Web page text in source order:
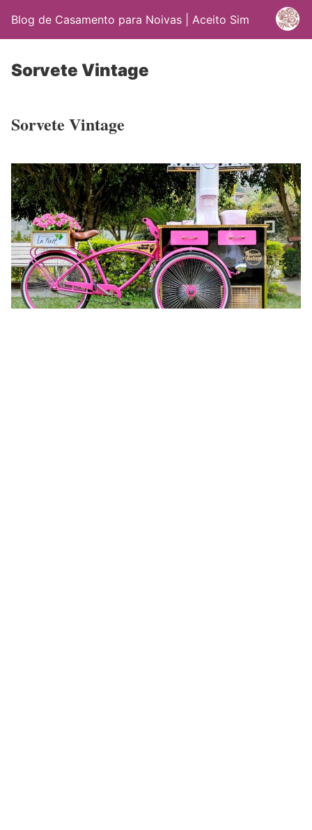
Blog de Casamento para Noivas | Aceito Sim
Sorvete Vintage
Sorvete Vintage